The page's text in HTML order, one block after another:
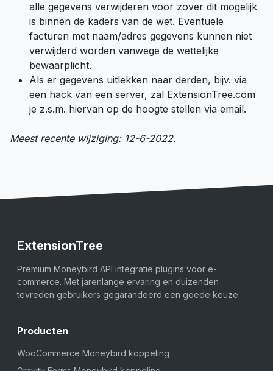
alle gegevens verwijderen voor zover dit mogelijk
is binnen de kaders van de wet. Eventuele
facturen met naam/adres gegevens kunnen niet
verwijderd worden vanwege de wettelijke
bewaarplicht.
Als er gegevens uitlekken naar derden, bijv. via
een hack van een server, zal ExtensionTree.com
je z.s.m. hiervan op de hoogte stellen via email.
Meest recente wijziging: 12-6-2022.
ExtensionTree
Premium Moneybird API integratie plugins voor e-
commerce. Met jarenlange ervaring en duizenden
tevreden gebruikers gegarandeerd een goede keuze.
Producten
WooCommerce Moneybird koppeling